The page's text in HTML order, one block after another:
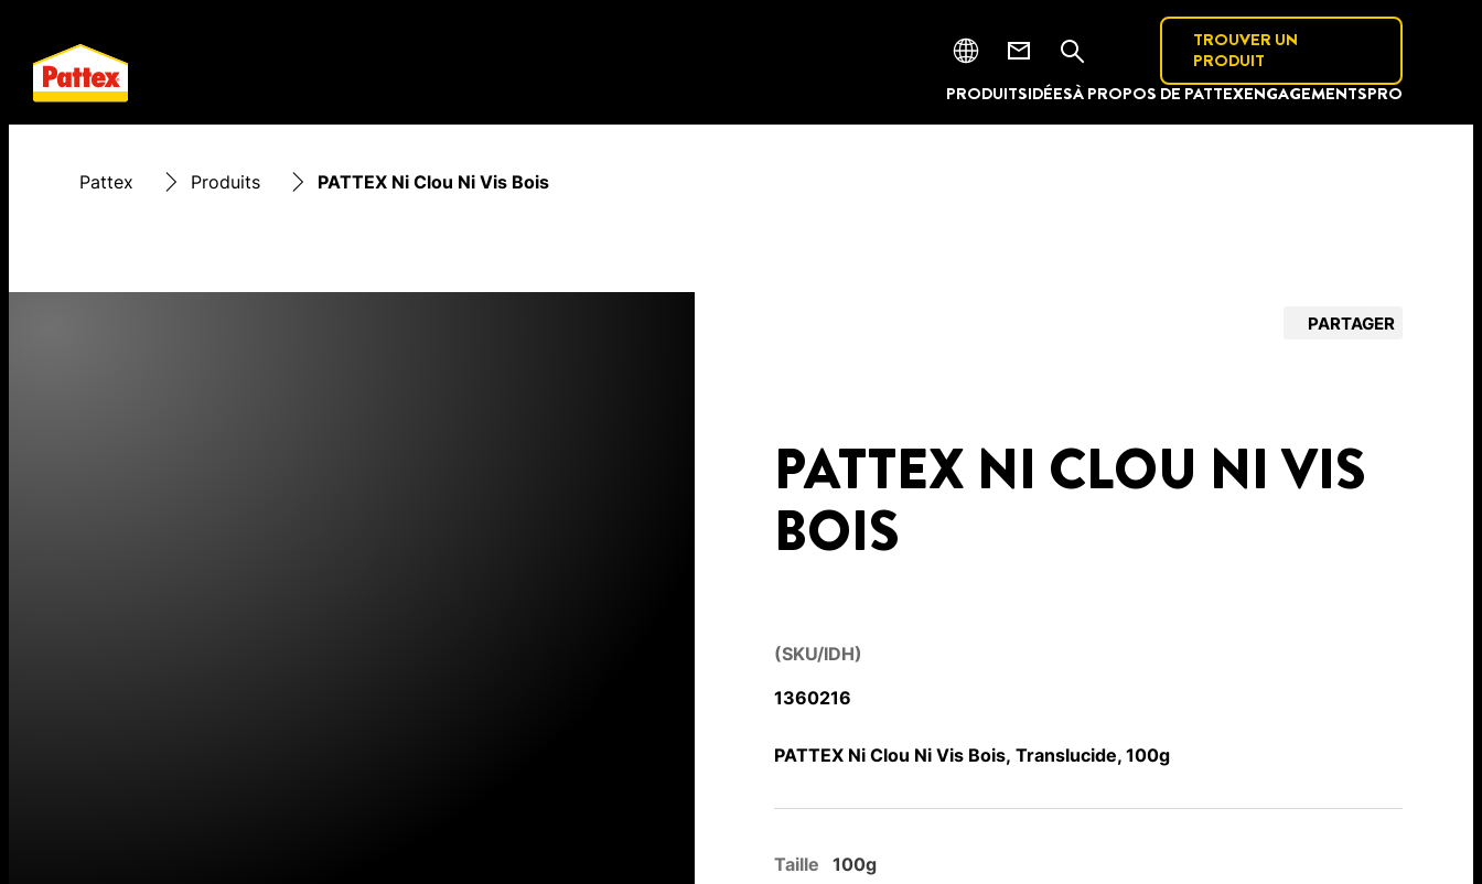
PRODUITSIDÉESÀ PROPOS DE PATTEXENGAGEMENTSPRO
TROUVER UN
PRODUIT
Pattex Produits PATTEX Ni Clou Ni Vis Bois
PARTAGER
PATTEX NI CLOU NI VIS
BOIS
(SKU/IDH)
1360216
PATTEX Ni Clou Ni Vis Bois, Translucide, 100g
Taille 100g